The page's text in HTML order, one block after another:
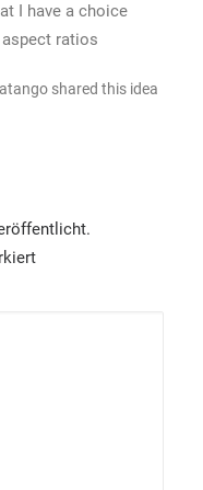
I have a choice
ratios
shared this idea